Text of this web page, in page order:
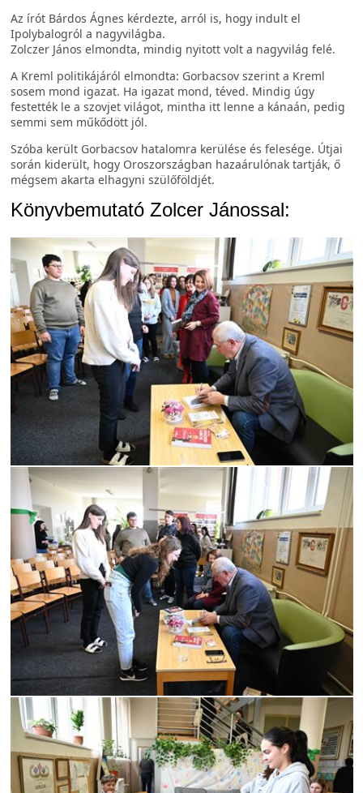
Az írót Bárdos Ágnes kérdezte, arról is, hogy indult el
Ipolybalogról a nagyvilágba.
Zolczer János elmondta, mindig nyitott volt a nagyvilág felé.
A Kreml politikájáról elmondta: Gorbacsov szerint a Kreml
sosem mond igazat. Ha igazat mond, téved. Mindig úgy
festették le a szovjet világot, mintha itt lenne a kánaán, pedig
semmi sem műkődött jól.
Szóba került Gorbacsov hatalomra kerülése és felesége. Útjai
során kiderült, hogy Oroszországban hazaárulónak tartják, ő
mégsem akarta elhagyni szülőföldjét.
Könyvbemutató Zolcer Jánossal: